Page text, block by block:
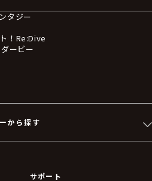
タジー
！Re:Dive
ービー
から探す
サポート